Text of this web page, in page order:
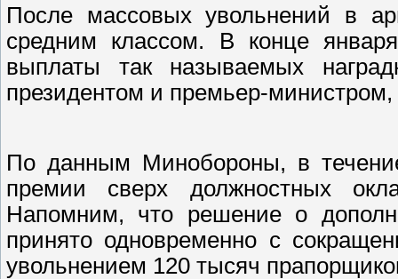
После массовых увольнений в
средним классом. В конце
выплаты так называемых
президентом и премьер-министром,
По данным Минобороны, в
премии сверх должностных
Напомним, что решение о
принято одновременно с
увольнением 120 тысяч